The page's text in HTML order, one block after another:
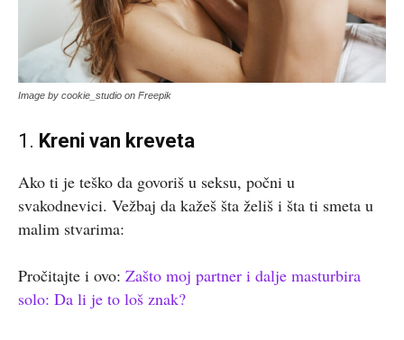
Image by cookie_studio on Freepik
1. Kreni van kreveta
Ako ti je teško da govoriš u seksu, počni u
svakodnevici. Vežbaj da kažeš šta želiš i šta ti smeta u
malim stvarima:
Pročitajte i ovo: Zašto moj partner i dalje masturbira
solo: Da li je to loš znak?